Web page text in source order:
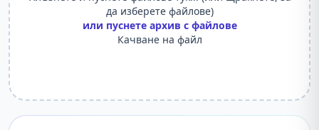
да изберете файлове)
или пуснете архив с файлове
Качване на файл